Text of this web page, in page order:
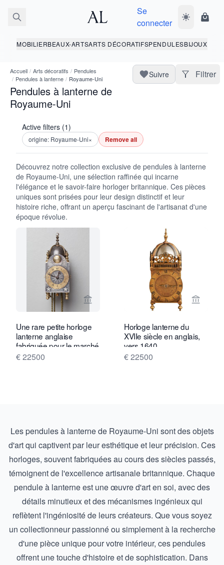
Se
connecter
Basculer le
MOBILIERBEAUX-ARTSARTS DÉCORATIFSPENDULESBIJOUX
Accueil / Arts décoratifs / Pendules
/ Pendules à lanterne / Royaume-Uni
Pendules à lanterne de
Royaume-Uni
Suivre Filtrer
Active filters (1)
origine: Royaume-Uni× Remove all
Découvrez notre collection exclusive de pendules à lanterne
de Royaume-Uni, une sélection raffinée qui incarne
l'élégance et le savoir-faire horloger britannique. Ces pièces
uniques sont prisées pour leur design distinctif et leur
histoire riche, offrant un aperçu fascinant de l'artisanat d'une
époque révolue.
Voir la page vendeur de Toebosch
Une rare petite horloge
lanterne anglaise
fabriquée pour le marché
turc par Marwick
€ 22500
Voir la
Horloge lanterne du
XVIIe siècle en anglais,
vers 1640.
€ 22500
Les pendules à lanterne de Royaume-Uni sont des objets
d'art qui captivent par leur esthétique et leur précision. Ces
horloges, souvent fabriquées au cours des siècles passés,
témoignent de l'excellence artisanale britannique. Chaque
pendule à lanterne est une œuvre d'art en soi, avec des
détails minutieux et des mécanismes ingénieux qui
reflètent l'ingéniosité de leurs créateurs. Que vous soyez
un collectionneur passionné ou simplement à la recherche
d'une pièce unique pour votre intérieur, ces pendules
offrent une touche d'histoire et de sophistication. Dans